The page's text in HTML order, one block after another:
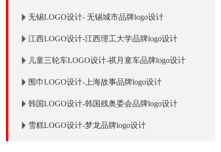
无锡LOGO设计- 无锡城市品牌logo设计
江西LOGO设计-江西理工大学品牌logo设计
儿童三轮车LOGO设计-祺月童车品牌logo设计
围巾LOGO设计-上海故事品牌logo设计
韩国LOGO设计-韩国残奥委会品牌logo设计
雪糕LOGO设计-梦龙品牌logo设计